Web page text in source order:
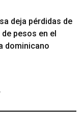
deja pérdidas de
pesos en el
dominicano